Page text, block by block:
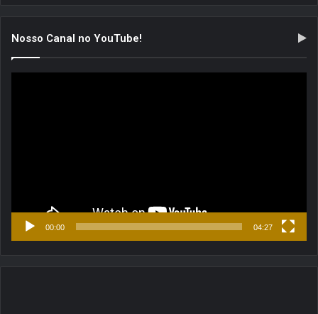
Nosso Canal no YouTube!
00:00 04:27